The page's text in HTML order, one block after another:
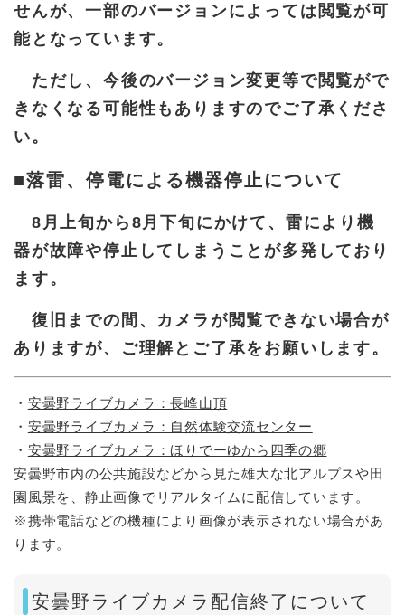
せんが、一部のバージョンによっては閲覧が可
能となっています。
ただし、今後のバージョン変更等で閲覧がで
きなくなる可能性もありますのでご了承くださ
い。
■落雷、停電による機器停止について
8月上旬から8月下旬にかけて、雷により機
器が故障や停止してしまうことが多発しており
ます。
復旧までの間、カメラが閲覧できない場合が
ありますが、ご理解とご了承をお願いします。
・ 安曇野ライブカメラ：長峰山頂
・ 安曇野ライブカメラ：自然体験交流センター
・ 安曇野ライブカメラ：ほりでーゆから四季の郷
安曇野市内の公共施設などから見た雄大な北アルプスや田
園風景を、静止画像でリアルタイムに配信しています。
※携帯電話などの機種により画像が表示されない場合があ
ります。
​安曇野ライブカメラ配信終了について